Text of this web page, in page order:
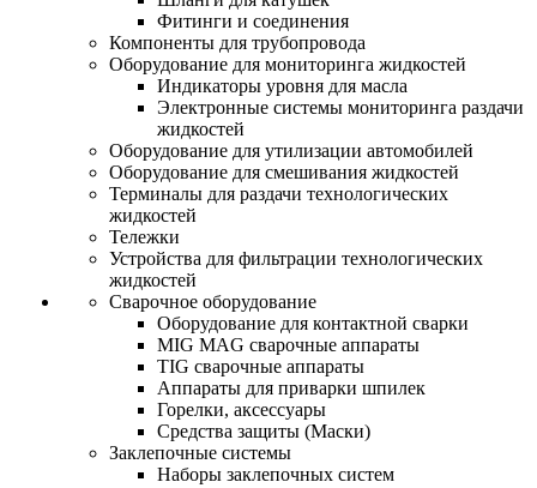
Фитинги и соединения
Компоненты для трубопровода
Оборудование для мониторинга жидкостей
Индикаторы уровня для масла
Электронные системы мониторинга раздачи
жидкостей
Оборудование для утилизации автомобилей
Оборудование для смешивания жидкостей
Терминалы для раздачи технологических
жидкостей
Тележки
Устройства для фильтрации технологических
жидкостей
Сварочное оборудование
Оборудование для контактной сварки
MIG MAG сварочные аппараты
TIG сварочные аппараты
Аппараты для приварки шпилек
Горелки, аксессуары
Средства защиты (Маски)
Заклепочные системы
Наборы заклепочных систем